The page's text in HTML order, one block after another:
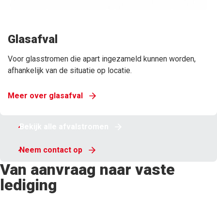
Glasafval
Voor glasstromen die apart ingezameld kunnen worden,
afhankelijk van de situatie op locatie.
Meer over glasafval
Bekijk alle afvalstromen
Neem contact op
Van aanvraag naar vaste
lediging